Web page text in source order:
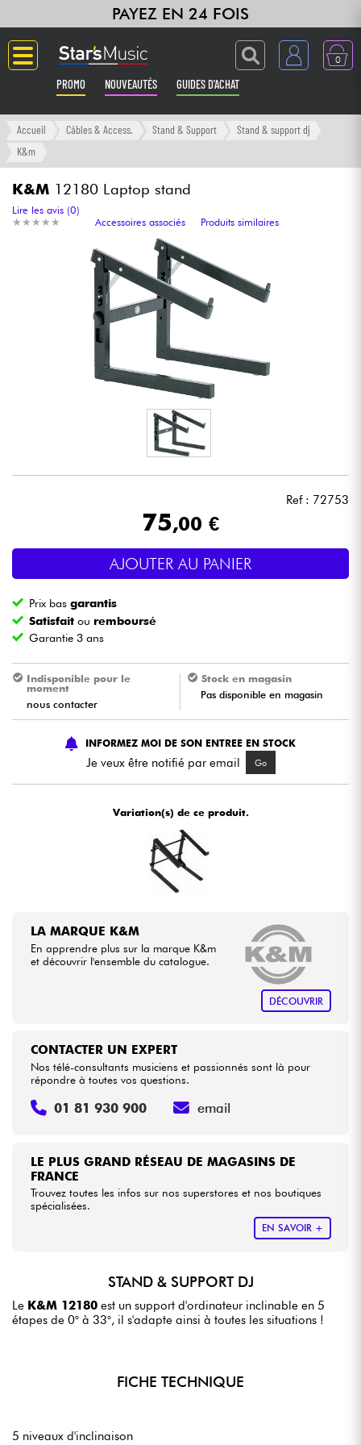
PAYEZ EN 24 FOIS
0
PROMO NOUVEAUTÉS GUIDES D'ACHAT
Langue
Amplis & Effets
Claviers & Pianos
Synthés & Sampleurs
Home Studio
Casques
Eclairage
Vents
Violons & Quatuor
Eveil Musical
Câbles & Access.
Voir nos marques
Accueil Câbles & Access. Stand & Support
Stand & support dj
K&m
K&M 12180 Laptop stand
★ ★ ★ ★ ★
★ ★ ★ ★ ★
Lire les avis (0)
Accessoires associés
Produits similaires
Ref : 72753
75,00 €
AJOUTER AU PANIER
Prix basgarantis
Satisfait ou remboursé
Garantie 3 ans
Indisponible pour le
moment
nous contacter
Stock en magasin
Pas disponible en magasin
INFORMEZ MOI DE SON ENTREE EN STOCK
Je veux être notifié par email Go
Variation(s) de ce produit.
LA MARQUE K&M
En apprendre plus sur la marque K&m
et découvrir l'ensemble du catalogue.
DÉCOUVRIR
LE PLUS GRAND RÉSEAU DE MAGASINS DE
FRANCE
Trouvez toutes les infos sur nos superstores et nos boutiques
spécialisées.
EN SAVOIR +
CONTACTER UN EXPERT
Nos télé-consultants musiciens et passionnés sont là pour
répondre à toutes vos questions.
01 81 930 900 email
STAND & SUPPORT DJ
Le K&M 12180 est un support d'ordinateur inclinable en 5
étapes de 0° à 33°, il s'adapte ainsi à toutes les situations !
FICHE TECHNIQUE
5 niveaux d'inclinaison